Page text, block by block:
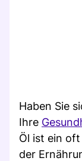
Haben Sie
Ihre
Öl ist ein
der